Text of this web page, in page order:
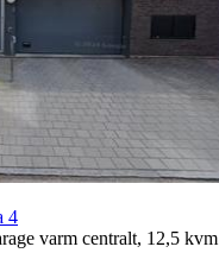
4
varm centralt, 12,5 kvm